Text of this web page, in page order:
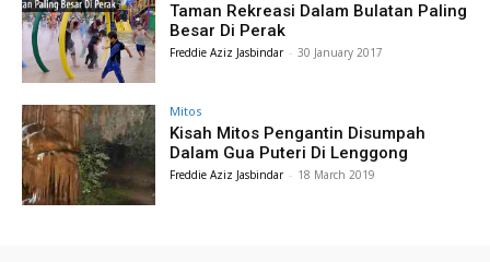
Taman Rekreasi Dalam Bulatan Paling
Besar Di Perak
Freddie Aziz Jasbindar - 30 January 2017
Mitos
Kisah Mitos Pengantin Disumpah
Dalam Gua Puteri Di Lenggong
Freddie Aziz Jasbindar - 18 March 2019